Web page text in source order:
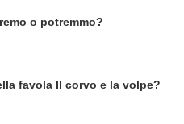
o potremmo?
favola Il corvo e la volpe?